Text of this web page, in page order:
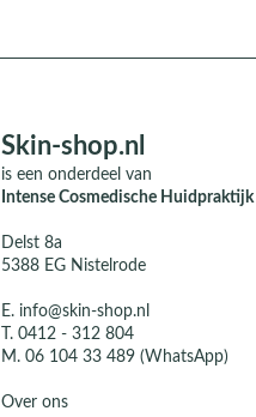
Skin-shop.nl
is een onderdeel van
Intense Cosmedische Huidpraktijk
Delst 8a
5388 EG Nistelrode
E. info@skin-shop.nl
T.0412 - 312 804
M.06 104 33 489 (WhatsApp)
Over ons